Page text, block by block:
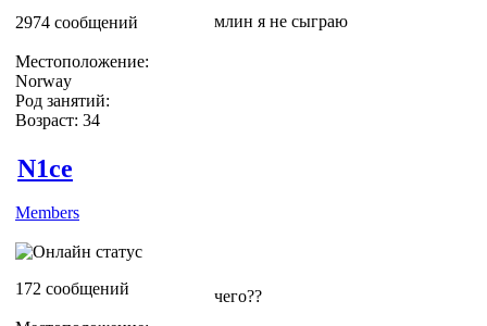
2974 сообщений
Местоположение:
Norway
Род занятий:
Возраст: 34
млин я не сыграю
N1ce
Members
172 сообщений чего??